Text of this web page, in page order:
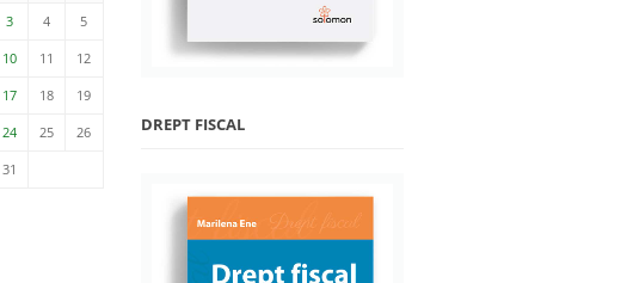
3 4 5
10 11 12
17 18 19
24 25 26
31
DREPT FISCAL